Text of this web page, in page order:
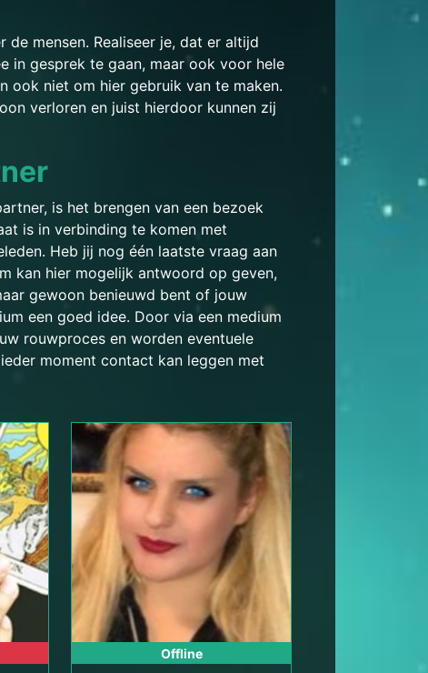
mensen. Realiseer je, dat er altijd
in gesprek te gaan, maar ook voor hele
ook niet om hier gebruik van te maken.
verloren en juist hierdoor kunnen zij
is het brengen van een bezoek
is in verbinding te komen met
Heb jij nog één laatste vraag aan
kan hier mogelijk antwoord op geven,
gewoon benieuwd bent of jouw
een goed idee. Door via een medium
rouwproces en worden eventuele
moment contact kan leggen met
Offline